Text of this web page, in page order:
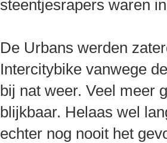
steentjesrapers waren
De Urbans werden
Intercitybike vanwege
bij nat weer. Veel meer
blijkbaar. Helaas wel
echter nog nooit het